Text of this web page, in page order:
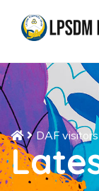
DAF visitors